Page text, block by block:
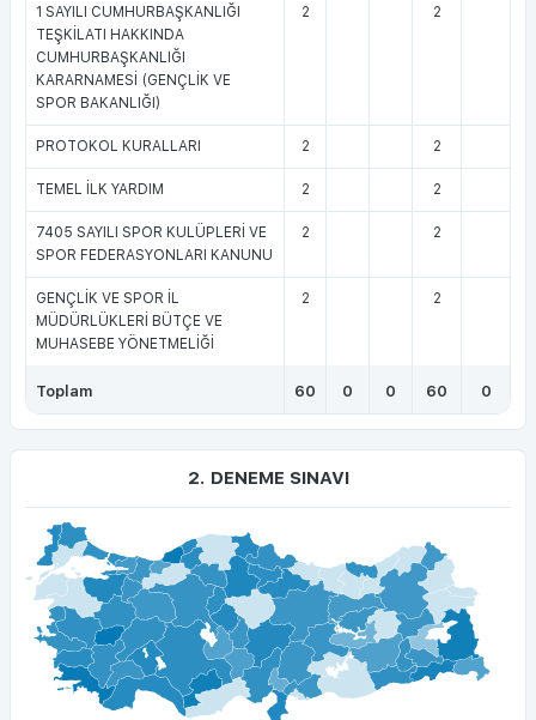
1 SAYILI CUMHURBAŞKANLIĞI
TEŞKİLATI HAKKINDA
CUMHURBAŞKANLIĞI
KARARNAMESİ (GENÇLİK VE
SPOR BAKANLIĞI)
2 2
PROTOKOL KURALLARI 2 2
TEMEL İLK YARDIM 2 2
7405 SAYILI SPOR KULÜPLERİ VE
SPOR FEDERASYONLARI KANUNU
2 2
GENÇLİK VE SPOR İL
MÜDÜRLÜKLERİ BÜTÇE VE
MUHASEBE YÖNETMELİĞİ
2 2
Toplam 60 0 0 60 0
2. DENEME SINAVI